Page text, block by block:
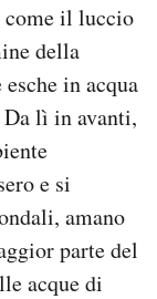
come il luccio
della
in acqua
lì in avanti,
e si
amano
parte del
acque di